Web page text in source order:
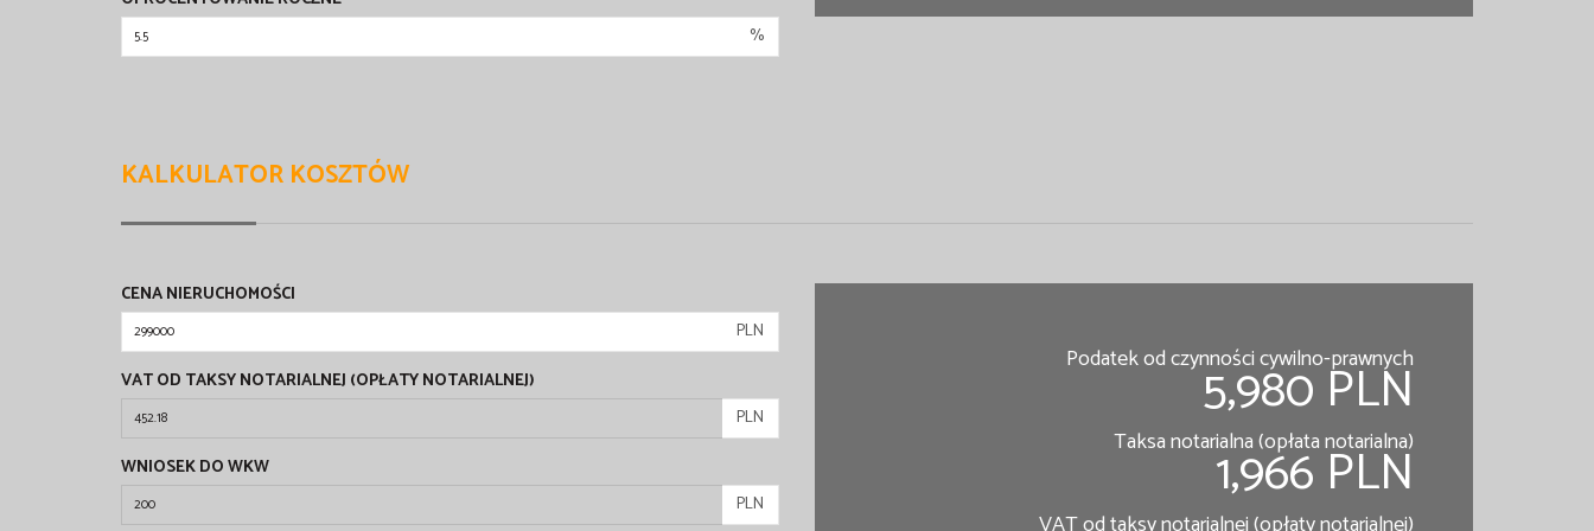
%
KALKULATOR KOSZTÓW
CENA NIERUCHOMOŚCI
PLN
VAT OD TAKSY NOTARIALNEJ (OPŁATY NOTARIALNEJ)
PLN
WNIOSEK DO WKW
PLN
Podatek od czynności cywilno-prawnych
5,980 PLN
Taksa notarialna (opłata notarialna)
1,966 PLN